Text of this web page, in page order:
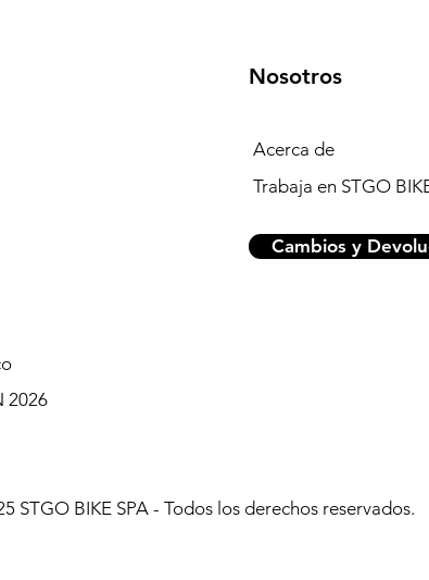
2026
Nosotros
Acerca de
Trabaja en STGO
Cambios y
STGO BIKE SPA - Todos los derechos reservados.